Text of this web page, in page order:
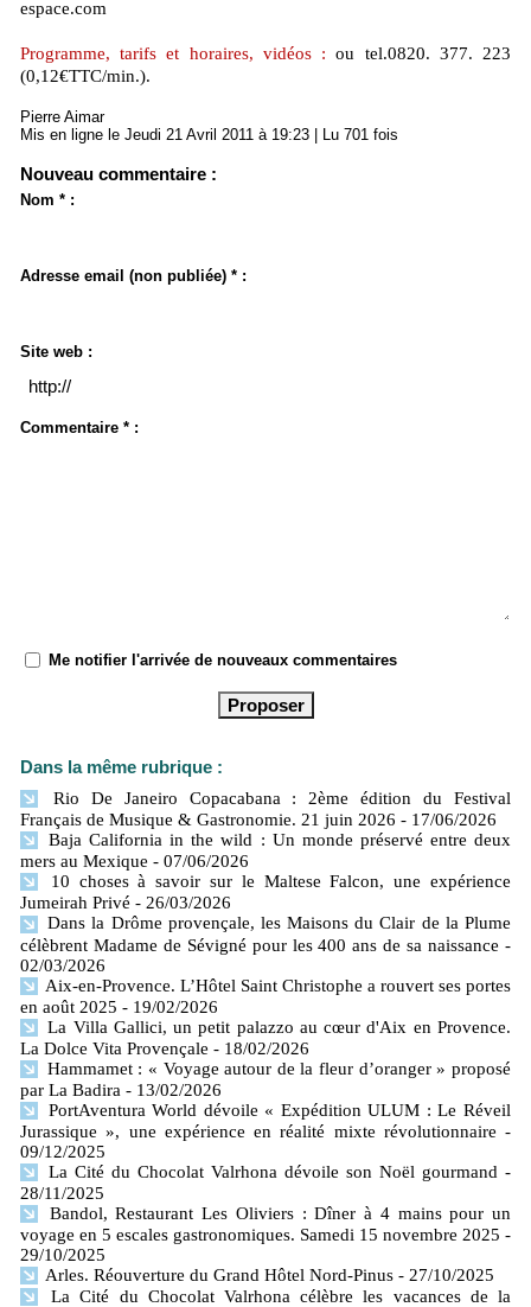
espace.com
Programme, tarifs et horaires, vidéos : ou tel.0820. 377. 223
(0,12€TTC/min.).
Pierre Aimar
Mis en ligne le Jeudi 21 Avril 2011 à 19:23 | Lu 701 fois
Nouveau commentaire :
Nom * :
Adresse email (non publiée) * :
Site web :
Commentaire * :
Me notifier l'arrivée de nouveaux commentaires
Dans la même rubrique :
Rio De Janeiro Copacabana : 2ème édition du Festival
Français de Musique & Gastronomie. 21 juin 2026 - 17/06/2026
Baja California in the wild : Un monde préservé entre deux
mers​ au Mexique - 07/06/2026
10 choses à savoir sur le Maltese Falcon, une expérience
Jumeirah Privé - 26/03/2026
Dans la Drôme provençale, les Maisons du Clair de la Plume
célèbrent Madame de Sévigné pour les 400 ans de sa naissance -
02/03/2026
Aix-en-Provence. L’Hôtel Saint Christophe a rouvert ses portes
en août 2025 - 19/02/2026
La Villa Gallici, un petit palazzo au cœur d'Aix en Provence.
La Dolce Vita Provençale - 18/02/2026
Hammamet : « Voyage autour de la fleur d’oranger » proposé
par La Badira - 13/02/2026
PortAventura World dévoile « Expédition ULUM : Le Réveil
Jurassique », une expérience en réalité mixte révolutionnaire -
09/12/2025
La Cité du Chocolat Valrhona dévoile son Noël gourmand -
28/11/2025
Bandol, Restaurant Les Oliviers : Dîner à 4 mains pour un
voyage en 5 escales gastronomiques. Samedi 15 novembre 2025 -
29/10/2025
Arles. Réouverture du Grand Hôtel Nord-Pinus - 27/10/2025
La Cité du Chocolat Valrhona célèbre les vacances de la